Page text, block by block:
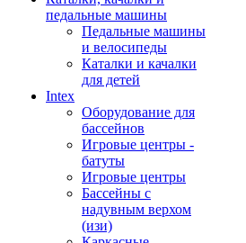
педальные машины
Педальные машины
и велосипеды
Каталки и качалки
для детей
Intex
Оборудование для
бассейнов
Игровые центры -
батуты
Игровые центры
Бассейны с
надувным верхом
(изи)